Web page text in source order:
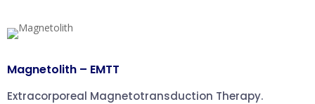
Magnetolith – EMTT
Extracorporeal Magnetotransduction Therapy.